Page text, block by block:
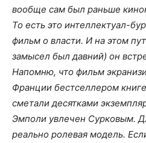
вообще сам был раньше
То есть это интеллектуал-
фильм о власти. И на этом
замысел был давний) он
Напомню, что фильм
Франции бестселлером
сметали десятками
Эмполи увлечен Сурковым.
реально ролевая модель.